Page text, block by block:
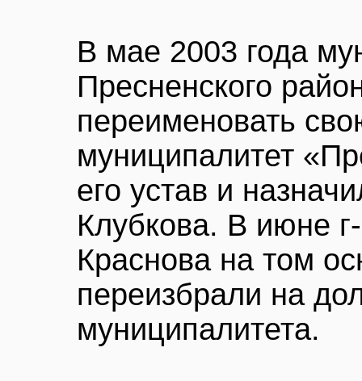
В мае 2003 года
Пресненского
переименовать
муниципалитет
его устав и
Клубкова. В июне
Краснова на том
переизбрали на
муниципалитета.